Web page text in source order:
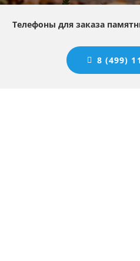
Телефоны для заказа
8 (499)